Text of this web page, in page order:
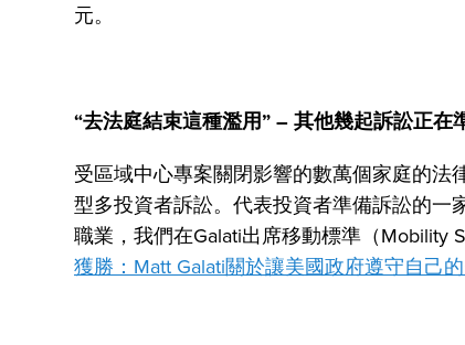
元。
“去法庭結束這種濫用”–其他幾起訴訟正在
受區域中心專案關閉影響的數萬個家庭的
型多投資者訴訟。代表投資者準備訴訟的一
職業，我們在Galati出席移動標準（Mobility
獲勝：Matt Galati關於讓美國政府遵守自己